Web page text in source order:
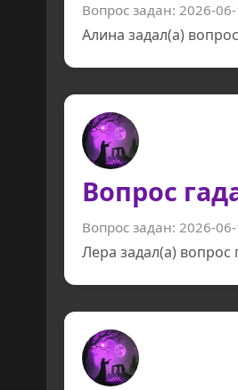
Вопрос задан: 2026-
Алина задал(а)
Вопрос
Вопрос задан: 2026-
Лера задал(а) вопрос